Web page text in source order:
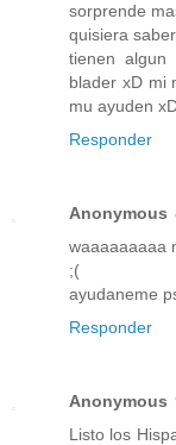
sorprende
quisiera
tienen
blader xD mi
mu ayuden
Responder
Anonymous
waaaaaaaaa
;(
ayudaneme
Responder
Anonymous
Listo los